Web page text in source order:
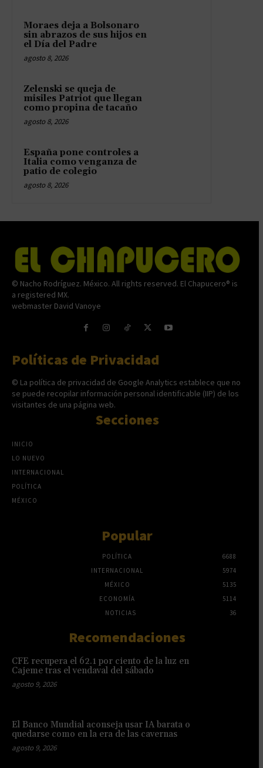
Moraes deja a Bolsonaro
sin abrazos de sus hijos en
el Día del Padre
agosto 8, 2026
Zelenski se queja de
misiles Patriot que llegan
como propina de tacaño
agosto 8, 2026
España pone controles a
Italia como venganza de
patio de colegio
agosto 8, 2026
© Nacho Rodríguez. México. All rights reserved. El Chapucero® is
a registered MX.
webmaster David Vanoye
Políticas de Privacidad
© La política de privacidad de Google Analytics establece que no
se puede recopilar información personal identificable (IIP) de los
visitantes de una página web.
Secciones
INICIO
LO NUEVO
INTERNACIONAL
POLÍTICA
MÉXICO
Popular
POLÍTICA
6688
INTERNACIONAL
5974
MÉXICO
5135
ECONOMÍA
5114
NOTICIAS
36
Recomendaciones
CFE recupera el 62.1 por ciento de la luz en
Cajeme tras el vendaval del sábado
agosto 9, 2026
El Banco Mundial aconseja usar IA barata o
quedarse como en la era de las cavernas
agosto 9, 2026